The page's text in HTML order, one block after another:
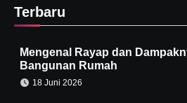
Terbaru
Mengenal Rayap dan
Bangunan Rumah
18 Juni 2026